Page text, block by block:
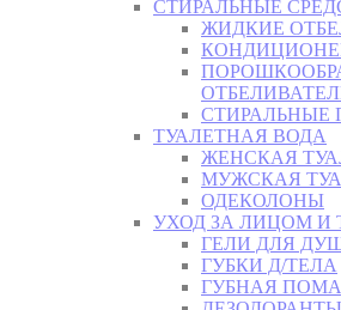
СТИРАЛЬНЫЕ
ЖИДКИЕ
СТИРАЛЬНЫЕ
ТУАЛЕТНАЯ ВОДА
ЖЕНСКАЯ
МУЖСКАЯ
ОДЕКОЛОНЫ
УХОД ЗА ЛИЦОМ И
ГЕЛИ ДЛЯ
ГУБКИ Д/ТЕЛА
ГУБНАЯ